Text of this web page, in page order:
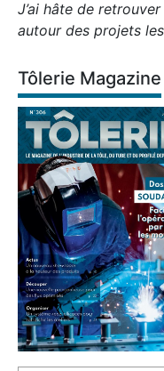
J’ai hâte de
autour des projets
Tôlerie Magazine